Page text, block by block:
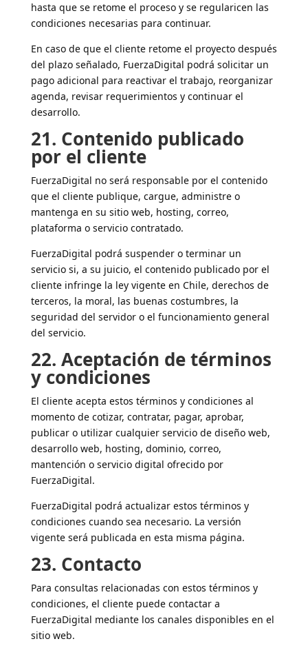
hasta que se retome el proceso y se regularicen las
condiciones necesarias para continuar.
En caso de que el cliente retome el proyecto después
del plazo señalado, FuerzaDigital podrá solicitar un
pago adicional para reactivar el trabajo, reorganizar
agenda, revisar requerimientos y continuar el
desarrollo.
21. Contenido publicado
por el cliente
FuerzaDigital no será responsable por el contenido
que el cliente publique, cargue, administre o
mantenga en su sitio web, hosting, correo,
plataforma o servicio contratado.
FuerzaDigital podrá suspender o terminar un
servicio si, a su juicio, el contenido publicado por el
cliente infringe la ley vigente en Chile, derechos de
terceros, la moral, las buenas costumbres, la
seguridad del servidor o el funcionamiento general
del servicio.
22. Aceptación de términos
y condiciones
El cliente acepta estos términos y condiciones al
momento de cotizar, contratar, pagar, aprobar,
publicar o utilizar cualquier servicio de diseño web,
desarrollo web, hosting, dominio, correo,
mantención o servicio digital ofrecido por
FuerzaDigital.
FuerzaDigital podrá actualizar estos términos y
condiciones cuando sea necesario. La versión
vigente será publicada en esta misma página.
23. Contacto
Para consultas relacionadas con estos términos y
condiciones, el cliente puede contactar a
FuerzaDigital mediante los canales disponibles en el
sitio web.